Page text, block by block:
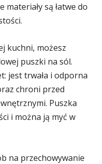
są łatwe do
kuchni, możesz
puszki na sól.
jest trwała i odporna
chroni przed
Puszka
i można ją myć w
na przechowywanie